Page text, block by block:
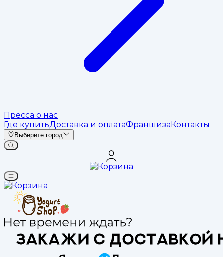
Пресса о нас
Где купитьДоставка и оплатаФраншизаКонтакты
Выберите город